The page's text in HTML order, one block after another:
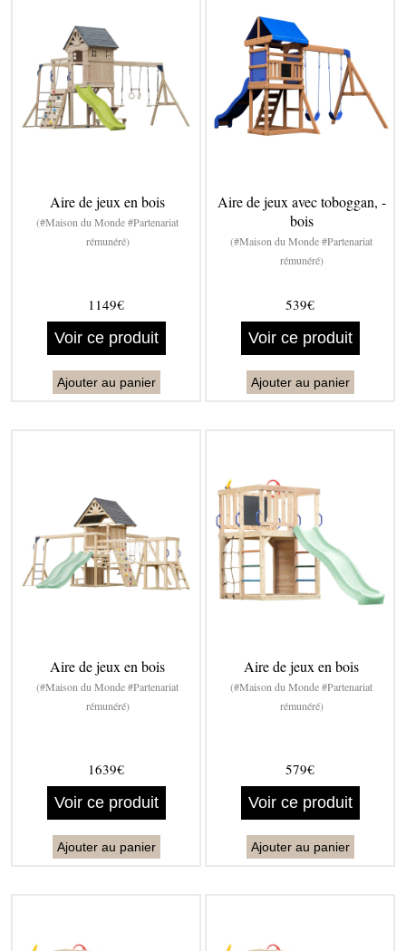
Aire de jeux en bois
(#Maison du Monde #Partenariat
rémunéré)
1149€
Voir ce produit
Ajouter au panier
Aire de jeux avec toboggan, -
bois
(#Maison du Monde #Partenariat
rémunéré)
539€
Voir ce produit
Ajouter au panier
Aire de jeux en bois
(#Maison du Monde #Partenariat
rémunéré)
1639€
Voir ce produit
Ajouter au panier
Aire de jeux en bois
(#Maison du Monde #Partenariat
rémunéré)
579€
Voir ce produit
Ajouter au panier